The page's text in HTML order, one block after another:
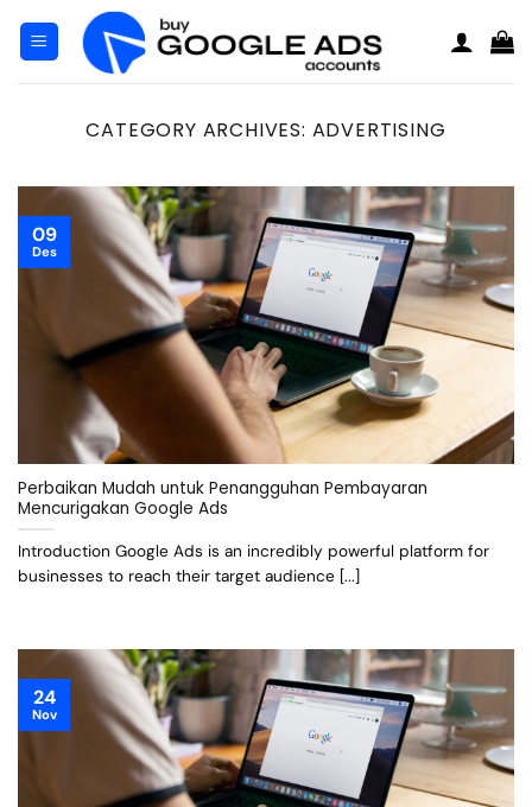
CATEGORY ARCHIVES: ADVERTISING
Perbaikan Mudah untuk Penangguhan Pembayaran
Mencurigakan Google Ads
Introduction Google Ads is an incredibly powerful platform for
businesses to reach their target audience [...]
09
Des
24
Nov